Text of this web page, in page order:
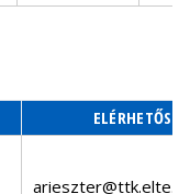
ELÉRHETŐSÉG